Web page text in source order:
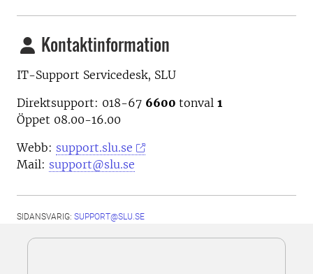
Kontaktinformation
IT-Support Servicedesk, SLU
Direktsupport: 018-67 6600 tonval 1
Öppet 08.00-16.00
Webb: support.slu.se
Mail: support@slu.se
SIDANSVARIG: SUPPORT@SLU.SE